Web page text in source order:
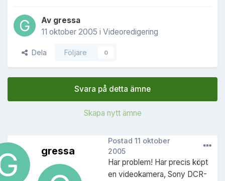
Av gressa
11 oktober 2005 i Videoredigering
Dela Följare 0
Svara på detta ämne
Skapa nytt ämne
gressa
Postad 11 oktober
2005
Har problem! Har precis köpt
en videokamera, Sony DCR-